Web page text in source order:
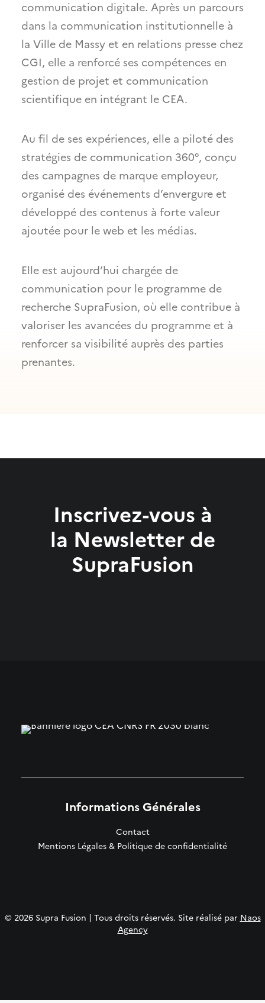
communication digitale. Après un parcours
dans la communication institutionnelle à
la Ville de Massy et en relations presse chez
CGI, elle a renforcé ses compétences en
gestion de projet et communication
scientifique en intégrant le CEA.
Au fil de ses expériences, elle a piloté des
stratégies de communication 360°, conçu
des campagnes de marque employeur,
organisé des événements d’envergure et
développé des contenus à forte valeur
ajoutée pour le web et les médias.
Elle est aujourd’hui chargée de
communication pour le programme de
recherche SupraFusion, où elle contribue à
valoriser les avancées du programme et à
renforcer sa visibilité auprès des parties
prenantes.
Inscrivez-vous à
la Newsletter de
SupraFusion
Informations Générales
Contact
Mentions Légales & Politique de confidentialité
© 2026 Supra Fusion | Tous droits réservés. Site réalisé par Naos
Agency